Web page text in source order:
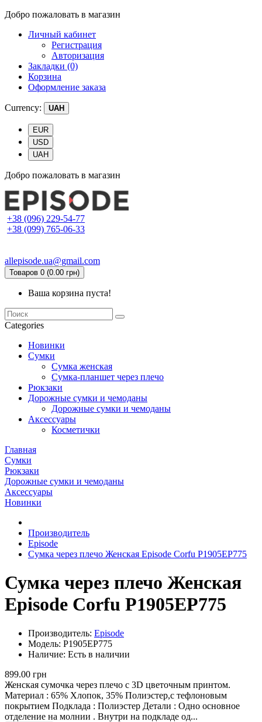
Добро пожаловать в магазин
Личный кабинет
Регистрация
Авторизация
Закладки (0)
Корзина
Оформление заказа
Currency: UAH
EUR
USD
UAH
Добро пожаловать в магазин
+38 (096) 229-54-77
+38 (099) 765-06-33
allepisode.ua@gmail.com
Товаров 0 (0.00 грн)
Ваша корзина пуста!
Categories
Новинки
Сумки
Сумка женская
Сумка-планшет через плечо
Рюкзаки
Дорожные сумки и чемоданы
Дорожные сумки и чемоданы
Аксессуары
Косметички
Главная
Сумки
Рюкзаки
Дорожные сумки и чемоданы
Аксессуары
Новинки
Производитель
Episode
Сумка через плечо Женская Episode Corfu P1905EP775
Сумка через плечо Женская
Episode Corfu P1905EP775
Производитель: Episode
Модель: P1905EP775
Наличие: Есть в наличии
899.00 грн
Женская сумочка через плечо с 3D цветочным принтом.
Материал : 65% Хлопок, 35% Полиэстер,с тефлоновым
покрытием Подклада : Полиэстер Детали : Одно основное
отделение на молнии . Внутри на подкладе од...